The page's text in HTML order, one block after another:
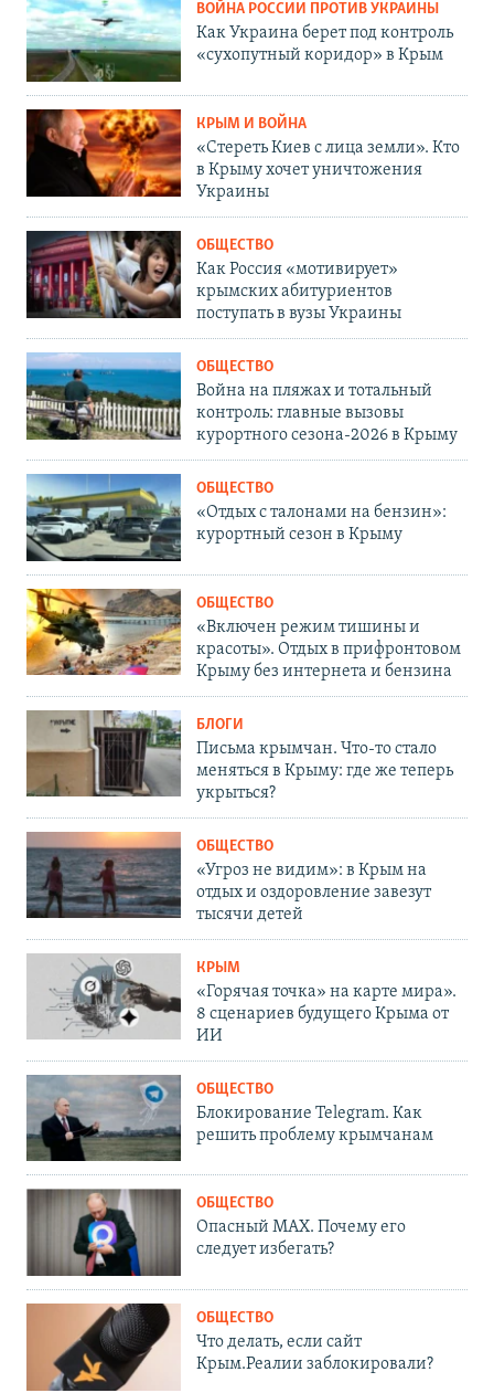
ВОЙНА РОССИИ ПРОТИВ УКРАИНЫ
Как Украина берет под контроль
«сухопутный коридор» в Крым
КРЫМ И ВОЙНА
«Стереть Киев с лица земли». Кто
в Крыму хочет уничтожения
Украины
ОБЩЕСТВО
Как Россия «мотивирует»
крымских абитуриентов
поступать в вузы Украины
ОБЩЕСТВО
Война на пляжах и тотальный
контроль: главные вызовы
курортного сезона-2026 в Крыму
ОБЩЕСТВО
«Отдых с талонами на бензин»:
курортный сезон в Крыму
ОБЩЕСТВО
«Включен режим тишины и
красоты». Отдых в прифронтовом
Крыму без интернета и бензина
БЛОГИ
Письма крымчан. Что-то стало
меняться в Крыму: где же теперь
укрыться?
ОБЩЕСТВО
«Угроз не видим»: в Крым на
отдых и оздоровление завезут
тысячи детей
КРЫМ
«Горячая точка» на карте мира».
8 сценариев будущего Крыма от
ИИ
ОБЩЕСТВО
Блокирование Telegram. Как
решить проблему крымчанам
ОБЩЕСТВО
Опасный MAX. Почему его
следует избегать?
ОБЩЕСТВО
Что делать, если сайт
Крым.Реалии заблокировали?